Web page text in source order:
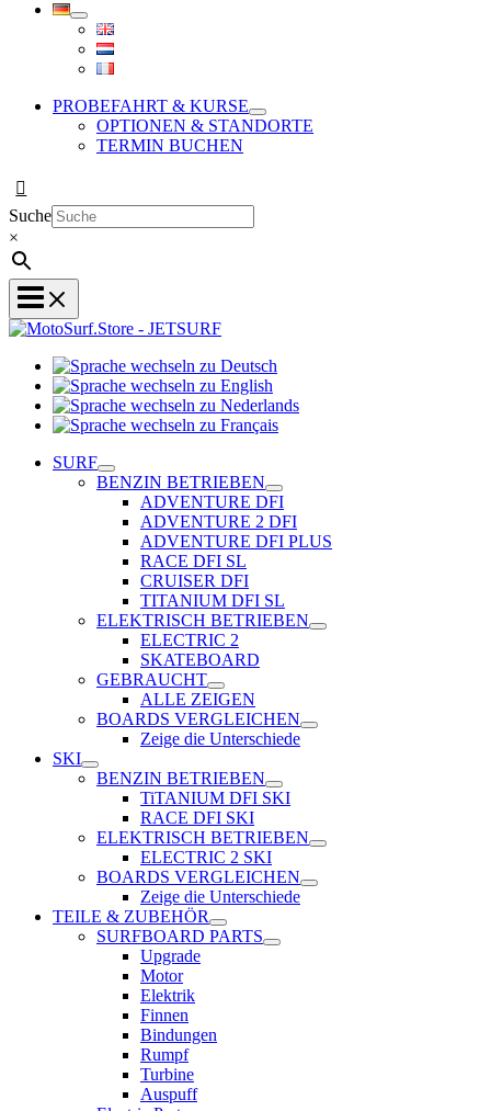
PROBEFAHRT & KURSE
OPTIONEN & STANDORTE
TERMIN BUCHEN
Suche
×
zu
Deutsch
wechseln
zu
Sprache
Sprache
Français
SURF
BENZIN BETRIEBEN
ADVENTURE DFI
ADVENTURE 2 DFI
ADVENTURE DFI PLUS
RACE DFI SL
CRUISER DFI
TITANIUM DFI SL
ELEKTRISCH BETRIEBEN
ELECTRIC 2
SKATEBOARD
GEBRAUCHT
ALLE ZEIGEN
BOARDS VERGLEICHEN
Zeige die Unterschiede
SKI
BENZIN BETRIEBEN
TiTANIUM DFI SKI
RACE DFI SKI
ELEKTRISCH BETRIEBEN
ELECTRIC 2 SKI
BOARDS VERGLEICHEN
Zeige die Unterschiede
TEILE & ZUBEHÖR
SURFBOARD PARTS
Upgrade
Motor
Elektrik
Finnen
Bindungen
Rumpf
Turbine
Auspuff